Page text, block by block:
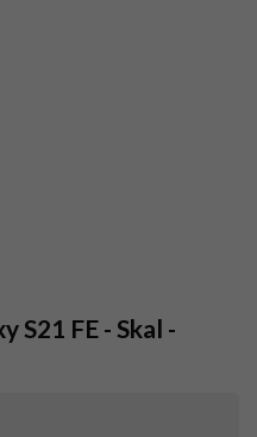
S21 FE - Skal -